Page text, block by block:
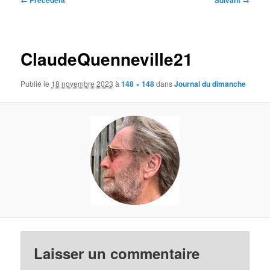
ClaudeQuenneville21
Publié le 18 novembre 2023 à148 × 148dansJournal du dimanche
Laisser un commentaire